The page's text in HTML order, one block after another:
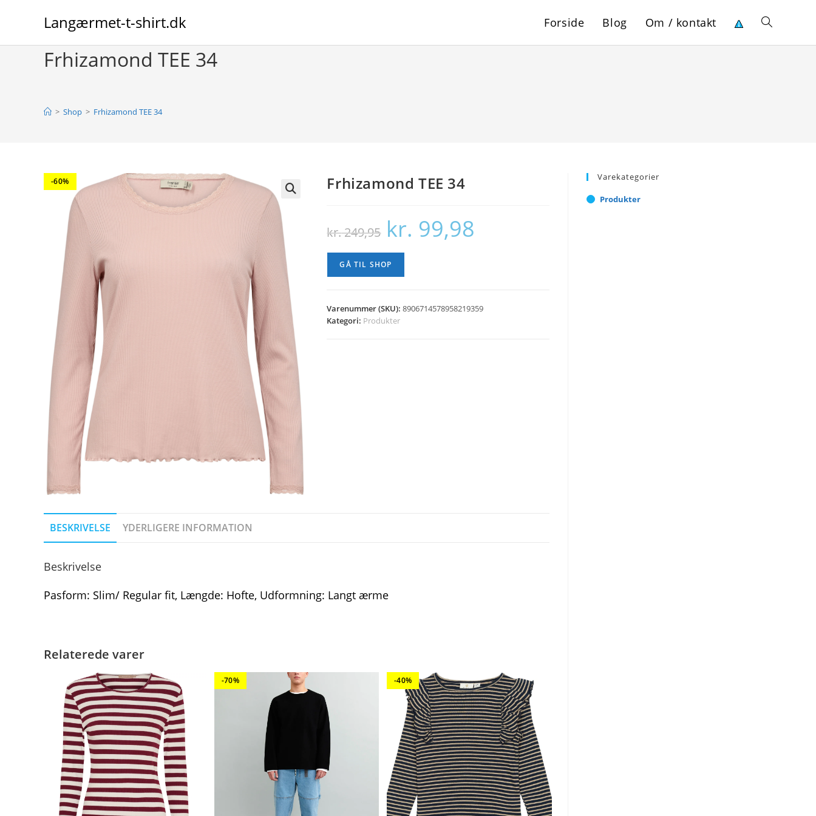
Langærmet-t-shirt.dk Forside Blog Om / kontakt Toggle
Frhizamond TEE 34
> Shop > Frhizamond TEE 34
-60% Frhizamond TEE 34
kr.249,95
Den
oprindelige
pris
kr. 249,95.
kr. 99,98
GÅ TIL SHOP
Varenummer (SKU):8906714578958219359
Kategori: Produkter
BESKRIVELSE YDERLIGERE INFORMATION
Beskrivelse
Pasform: Slim/ Regular fit, Længde: Hofte, Udformning: Langt ærme
Relaterede varer
-70% -40%
Varekategorier
Produkter